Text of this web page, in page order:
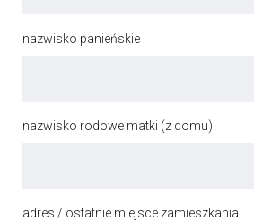
nazwisko panieńskie
nazwisko rodowe matki (z domu)
adres / ostatnie miejsce zamieszkania